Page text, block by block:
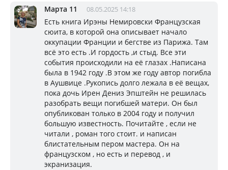
Марта 11 08.05.2025 14:18
Есть книга Ирэны Немировски Французская
сюита, в которой она описывает начало
оккупации Франции и бегстве из Парижа. Там
всё это есть .И гордость ,и стыд. Все эти
события происходили на её глазах .Написана
была в 1942 году .В этом же году автор погибла
в Аушвице .Рукопись долго лежала в её вещах,
пока дочь Ирен Дениз Эпштейн не решилась
разобрать вещи погибшей матери. Он был
опубликован только в 2004 году и получил
большую известность. Почитайте , если не
читали , роман того стоит. и написан
блистательным пером мастера. Он на
французском , но есть и перевод , и
экранизация.